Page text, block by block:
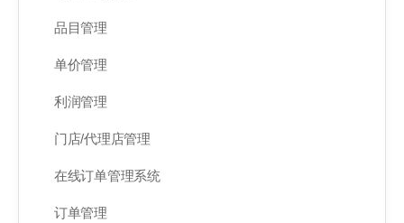
品目管理
单价管理
利润管理
门店/代理店管理
在线订单管理系统
订单管理